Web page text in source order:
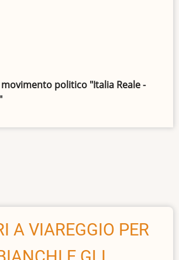
politico "Italia Reale -
A VIAREGGIO PER